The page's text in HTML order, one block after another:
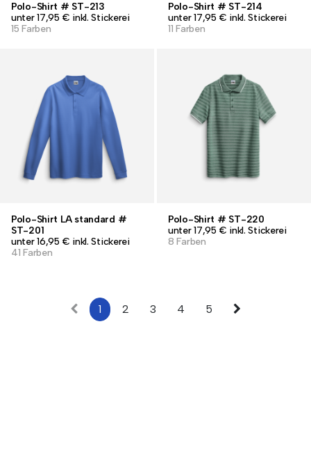
Polo-Shirt # ST-213
unter 17,95 € inkl. Stickerei
15 Farben
Polo-Shirt # ST-214
unter 17,95 € inkl. Stickerei
11 Farben
Polo-Shirt LA standard #
ST-201
unter 16,95 € inkl. Stickerei
41 Farben
Polo-Shirt # ST-220
unter 17,95 € inkl. Stickerei
8 Farben
1 2 3 4 5